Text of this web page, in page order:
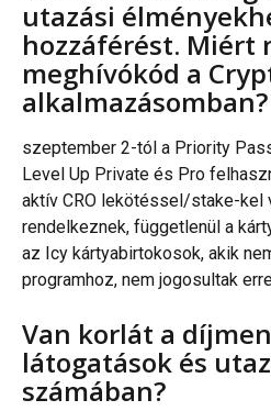
utazási
hozzáférést. Miért
meghívókód a
alkalmazásomban?
szeptember 2-tól a Priority
Level Up Private és Pro
aktív CRO lekötéssel/stake-
rendelkeznek, függetlenül a
az Icy kártyabirtokosok, akik
programhoz, nem jogosultak
Van korlát a
látogatások és
számában?